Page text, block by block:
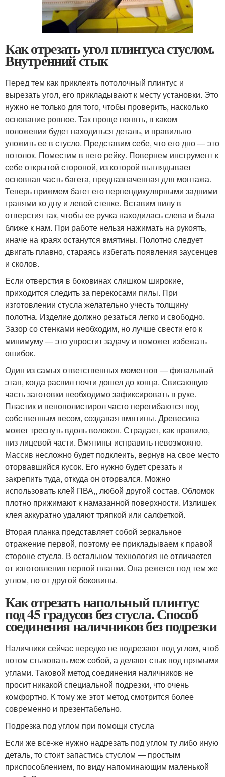
Как отрезать угол плинтуса стуслом.
Внутренний стык
Перед тем как приклеить потолочный плинтус и
вырезать угол, его прикладывают к месту установки. Это
нужно не только для того, чтобы проверить, насколько
основание ровное. Так проще понять, в каком
положении будет находиться деталь, и правильно
уложить ее в стусло. Представим себе, что его дно — это
потолок. Поместим в него рейку. Повернем инструмент к
себе открытой стороной, из которой выглядывает
основная часть багета, предназначенная для монтажа.
Теперь прижмем багет его перпендикулярными задними
гранями ко дну и левой стенке. Вставим пилу в
отверстия так, чтобы ее ручка находилась слева и была
ближе к нам. При работе нельзя нажимать на рукоять,
иначе на краях останутся вмятины. Полотно следует
двигать плавно, стараясь избегать появления заусенцев
и сколов.
Если отверстия в боковинах слишком широкие,
приходится следить за перекосами пилы. При
изготовлении стусла желательно учесть толщину
полотна. Изделие должно резаться легко и свободно.
Зазор со стенками необходим, но лучше свести его к
минимуму — это упростит задачу и поможет избежать
ошибок.
Один из самых ответственных моментов — финальный
этап, когда распил почти дошел до конца. Свисающую
часть заготовки необходимо зафиксировать в руке.
Пластик и пенополистирол часто перегибаются под
собственным весом, создавая вмятины. Древесина
может треснуть вдоль волокон. Страдает, как правило,
низ лицевой части. Вмятины исправить невозможно.
Массив несложно будет подклеить, вернув на свое место
оторвавшийся кусок. Его нужно будет срезать и
закрепить туда, откуда он оторвался. Можно
использовать клей ПВА,, любой другой состав. Обломок
плотно прижимают к намазанной поверхности. Излишек
клея аккуратно удаляют тряпкой или салфеткой.
Вторая планка представляет собой зеркальное
отражение первой, поэтому ее прикладываем к правой
стороне стусла. В остальном технология не отличается
от изготовления первой планки. Она режется под тем же
углом, но от другой боковины.
Как отрезать напольный плинтус
под 45 градусов без стусла. Способ
соединения наличников без подрезки
Наличники сейчас нередко не подрезают под углом, чтоб
потом стыковать меж собой, а делают стык под прямыми
углами. Таковой метод соединения наличников не
просит никакой специальной подрезки, что очень
комфортно. К тому же этот метод смотрится более
современно и презентабельно.
Подрезка под углом при помощи стусла
Если же все-же нужно надрезать под углом ту либо иную
деталь, то стоит запастись стуслом — простым
приспособлением, по виду напоминающим маленькой